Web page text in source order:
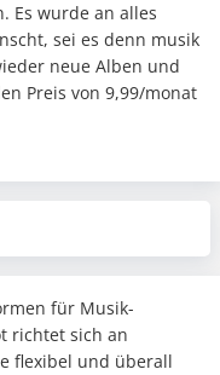
Es wurde an alles
sei es denn musik
neue Alben und
Preis von 9,99/monat
für Musik-
richtet sich an
flexibel und überall